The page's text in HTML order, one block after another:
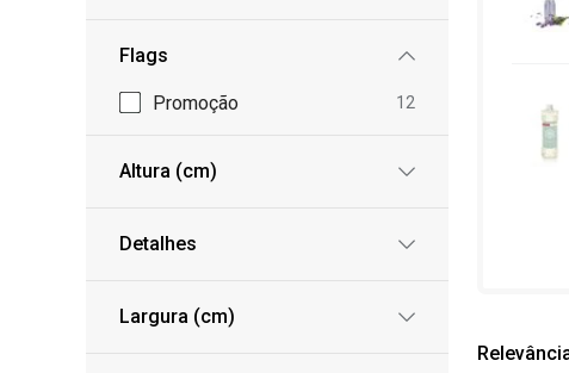
Flags
Promoção 12
Altura (cm)
Detalhes
Largura (cm)